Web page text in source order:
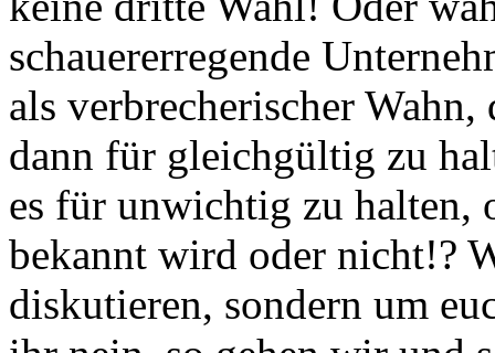
schauererregende
als verbrecherischer
dann für gleichgültig zu
es für unwichtig zu halten,
bekannt wird oder nicht!?
diskutieren, sondern um